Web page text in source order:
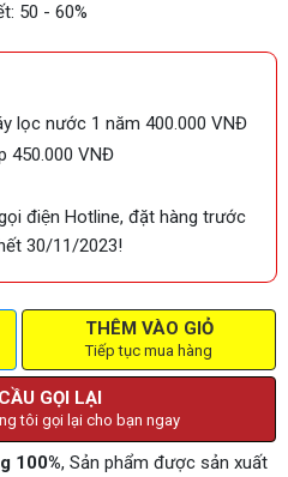
50 - 60%
lọc nước 1 năm 400.000 VNĐ
450.000 VNĐ
điện Hotline, đặt hàng trước
30/11/2023!
THÊM VÀO GIỎ
Tiếp tục mua hàng
GỌI LẠI
tôi gọi lại cho bạn ngay
100%, Sản phẩm được sản xuất